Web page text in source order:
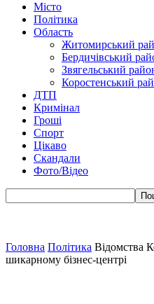
Місто
Політика
Область
Житомирський
Бердичівський
Звягельський
Коростенський
ДТП
Кримінал
Гроші
Спорт
Цікаво
Скандали
Фото/Відео
Головна Політика Відомства
шикарному бізнес-центрі